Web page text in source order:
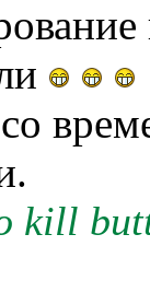
kill